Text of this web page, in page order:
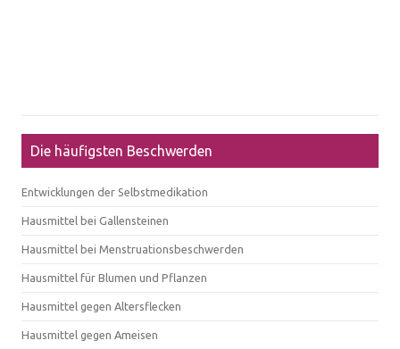
Die häufigsten Beschwerden
Entwicklungen der Selbstmedikation
Hausmittel bei Gallensteinen
Hausmittel bei Menstruationsbeschwerden
Hausmittel für Blumen und Pflanzen
Hausmittel gegen Altersflecken
Hausmittel gegen Ameisen